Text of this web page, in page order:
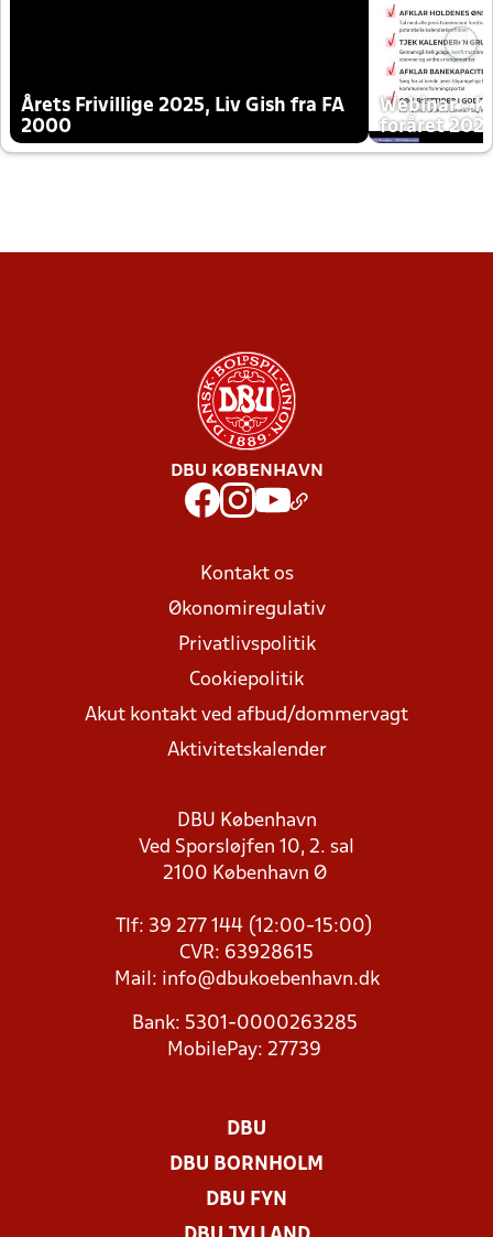
Årets Frivillige 2025, Liv Gish fra FA
2000
Webinar -
foråret
DBU KØBENHAVN
Kontakt os
Økonomiregulativ
Privatlivspolitik
Cookiepolitik
Akut kontakt ved afbud/dommervagt
Aktivitetskalender
DBU København
Ved Sporsløjfen 10, 2. sal
2100 København Ø
Tlf: 39 277 144 (12:00-15:00)
CVR: 63928615
Mail: info@dbukoebenhavn.dk
Bank: 5301-0000263285
MobilePay: 27739
DBU
DBU BORNHOLM
DBU FYN